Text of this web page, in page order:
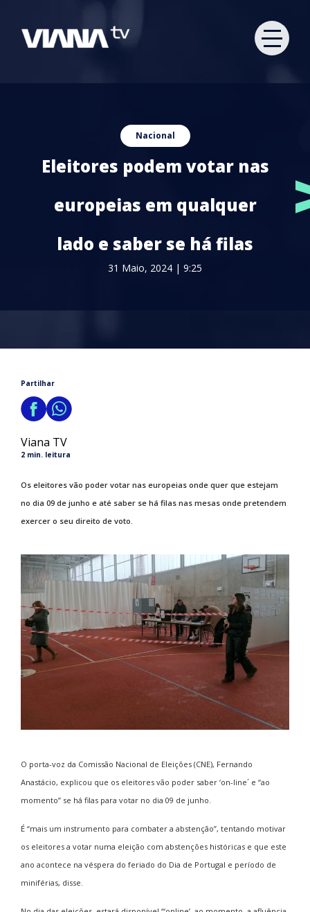
Nacional
Eleitores podem votar nas
europeias em qualquer
lado e saber se há filas
31 Maio, 2024 | 9:25
Partilhar
Viana TV
2 min. leitura
Os eleitores vão poder votar nas europeias onde quer que estejam
no dia 09 de junho e até saber se há filas nas mesas onde pretendem
exercer o seu direito de voto.
O porta-voz da Comissão Nacional de Eleições (CNE), Fernando
Anastácio, explicou que os eleitores vão poder saber ‘on-line´ e “ao
momento” se há filas para votar no dia 09 de junho.
É “mais um instrumento para combater a abstenção”, tentando motivar
os eleitores a votar numa eleição com abstenções históricas e que este
ano acontece na véspera do feriado do Dia de Portugal e período de
miniférias, disse.